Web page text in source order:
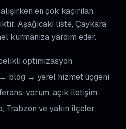
en çok kaçırılan
Aşağıdaki liste, Çaykara
kurmanıza yardım eder.
optimizasyon
blog → yerel hizmet üçgeni
yorum, açık iletişim
Trabzon ve yakın ilçeler